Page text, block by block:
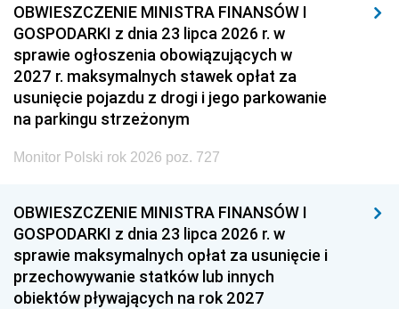
OBWIESZCZENIE MINISTRA FINANSÓW I
GOSPODARKI z dnia 23 lipca 2026 r. w
sprawie ogłoszenia obowiązujących w
2027 r. maksymalnych stawek opłat za
usunięcie pojazdu z drogi i jego parkowanie
na parkingu strzeżonym
Monitor Polski rok 2026 poz. 727
OBWIESZCZENIE MINISTRA FINANSÓW I
GOSPODARKI z dnia 23 lipca 2026 r. w
sprawie maksymalnych opłat za usunięcie i
przechowywanie statków lub innych
obiektów pływających na rok 2027